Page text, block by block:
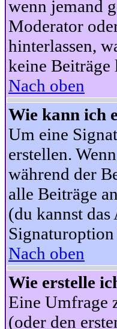
wenn jemand
Moderator
hinterlassen,
keine Beiträge
Nach oben
Wie kann ich
Um eine
erstellen.
während der
alle Beiträge
(du kannst
Nach oben
Wie erstelle
Eine Umfrage
(oder den